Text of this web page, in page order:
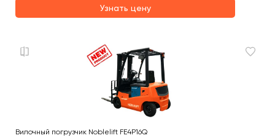
Узнать цену
Вилочный погрузчик Noblelift FE4P16Q